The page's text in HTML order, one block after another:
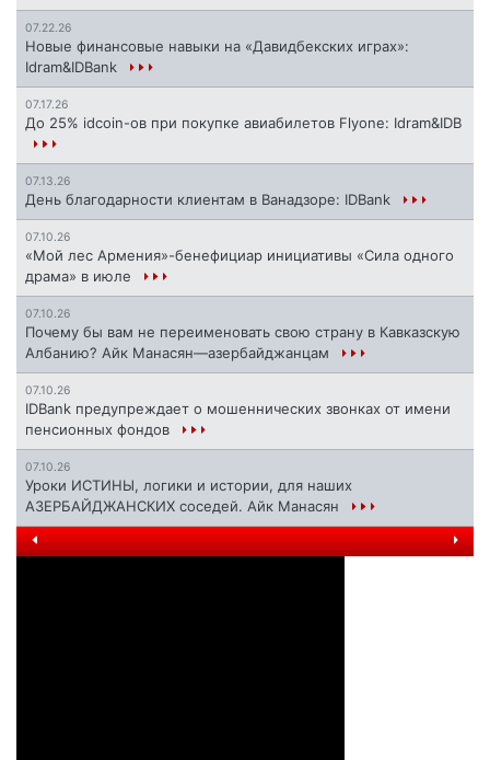
07.22.26
Новые финансовые навыки на «Давидбекских играх»:
Idram&IDBank
07.17.26
До 25% idcoin-ов при покупке авиабилетов Flyone: Idram&IDB
07.13.26
День благодарности клиентам в Ванадзоре: IDBank
07.10.26
«Мой лес Армения»-бенефициар инициативы «Сила одного
драма» в июле
07.10.26
Почему бы вам не переименовать свою страну в Кавказскую
Албанию? Айк Манасян—азербайджанцам
07.10.26
IDBank предупреждает о мошеннических звонках от имени
пенсионных фондов
07.10.26
Уроки ИСТИНЫ, логики и истории, для наших
АЗЕРБАЙДЖАНСКИХ соседей. Айк Манасян